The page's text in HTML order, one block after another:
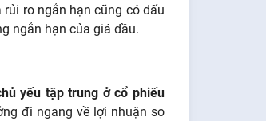
ro ngắn hạn cũng có dấu
ngắn hạn của giá dầu.
yếu tập trung ở cổ phiếu
đi ngang về lợi nhuận so